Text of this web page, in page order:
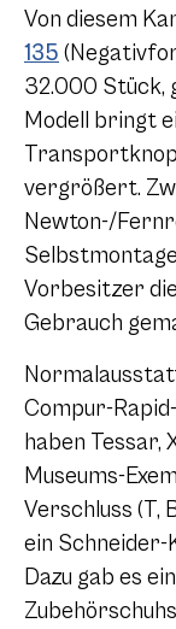
Von diesem
135
32.000 Stück,
Modell bringt
vergrößert.
Newton-/
Vorbesitzer
Gebrauch
Compur-
haben Tessar,
Museums-
Verschluss (T,
ein Schneider-
Dazu gab es